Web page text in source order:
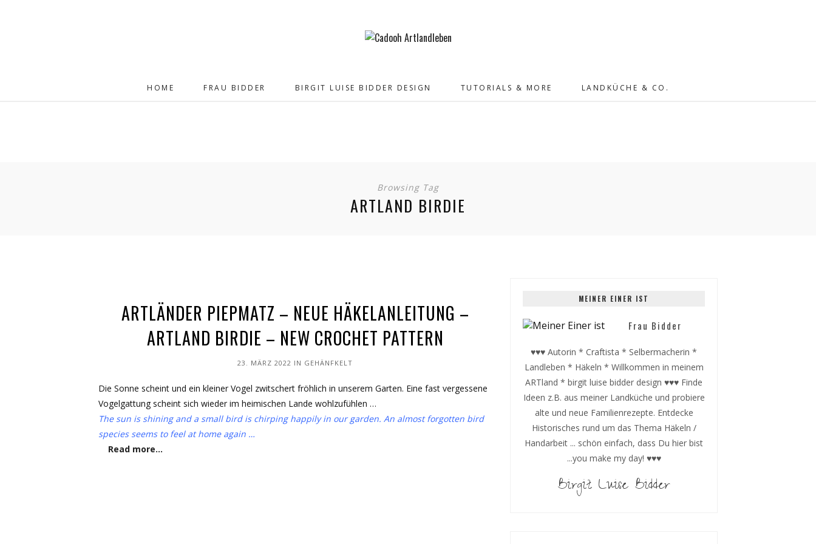
HOME FRAU BIDDER BIRGIT LUISE BIDDER DESIGN TUTORIALS & MORE LANDKÜCHE & CO.
Browsing Tag
ARTLAND BIRDIE
ARTLÄNDER PIEPMATZ – NEUE HÄKELANLEITUNG –
ARTLAND BIRDIE – NEW CROCHET PATTERN
23. MÄRZ 2022 IN GEHÄNFKELT
Die Sonne scheint und ein kleiner Vogel zwitschert fröhlich in unserem Garten. Eine fast vergessene
Vogelgattung scheint sich wieder im heimischen Lande wohlzufühlen …
The sun is shining and a small bird is chirping happily in our garden. An almost forgotten bird
species seems to feel at home again …
Read more…
MEINER EINER IST
Frau Bidder
♥♥♥ Autorin * Craftista * Selbermacherin *
Landleben * Häkeln * Willkommen in meinem
ARTland * birgit luise bidder design ♥♥♥ Finde
Ideen z.B. aus meiner Landküche und probiere
alte und neue Familienrezepte. Entdecke
Historisches rund um das Thema Häkeln /
Handarbeit ... schön einfach, dass Du hier bist
...you make my day! ♥♥♥
Birgit Luise Bidder